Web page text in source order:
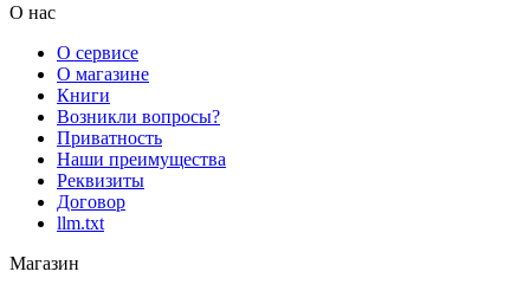
О нас
О сервисе
О магазине
Книги
Возникли вопросы?
Приватность
Наши преимущества
Реквизиты
Договор
llm.txt
Магазин